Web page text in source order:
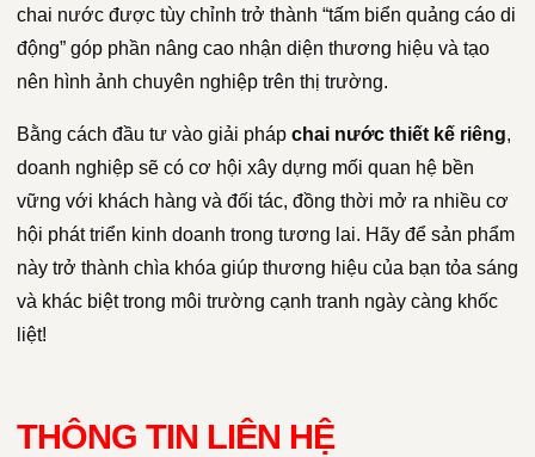
chai nước được tùy chỉnh trở thành “tấm biển quảng cáo di
động” góp phần nâng cao nhận diện thương hiệu và tạo
nên hình ảnh chuyên nghiệp trên thị trường.
Bằng cách đầu tư vào giải pháp chai nước thiết kế riêng,
doanh nghiệp sẽ có cơ hội xây dựng mối quan hệ bền
vững với khách hàng và đối tác, đồng thời mở ra nhiều cơ
hội phát triển kinh doanh trong tương lai. Hãy để sản phẩm
này trở thành chìa khóa giúp thương hiệu của bạn tỏa sáng
và khác biệt trong môi trường cạnh tranh ngày càng khốc
liệt!
THÔNG TIN LIÊN HỆ